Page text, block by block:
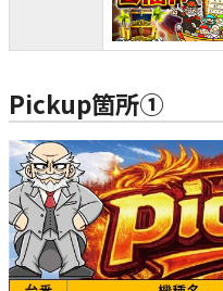
Pickup箇所①